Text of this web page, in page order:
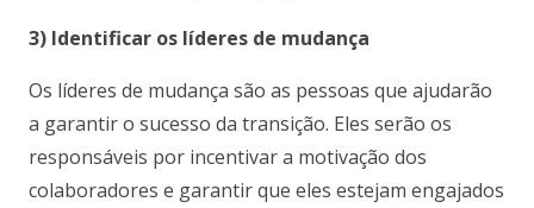
3) Identificar os líderes de mudança
Os líderes de mudança são as pessoas que ajudarão
a garantir o sucesso da transição. Eles serão os
responsáveis por incentivar a motivação dos
colaboradores e garantir que eles estejam engajados